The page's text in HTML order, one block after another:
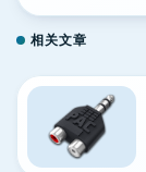
相关文章